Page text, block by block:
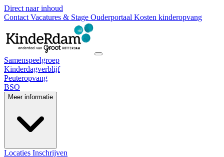
Direct naar inhoud
Contact Vacatures & Stage Ouderportaal Kosten kinderopvang
Samenspeelgroep
Kinderdagverblijf
Peuteropvang
BSO
Meer informatie
Locaties Inschrijven